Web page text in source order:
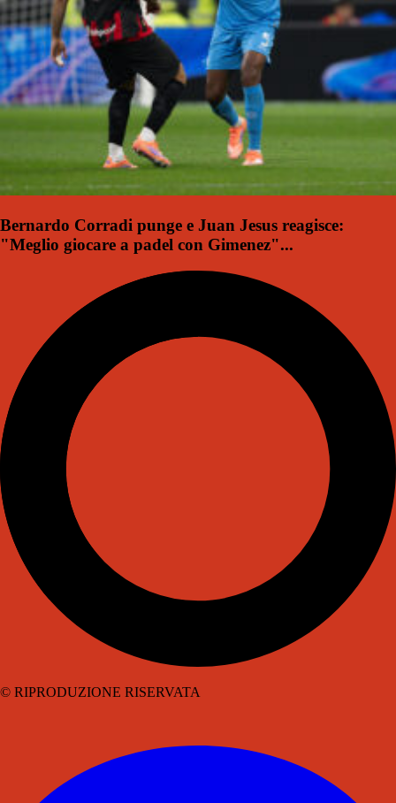
Bernardo Corradi punge e Juan Jesus reagisce:
"Meglio giocare a padel con Gimenez"...
© RIPRODUZIONE RISERVATA